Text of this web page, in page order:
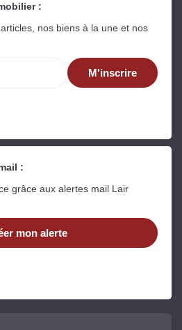
:
nos biens à la une et nos
M'inscrire
:
grâce aux alertes mail Lair
mon alerte